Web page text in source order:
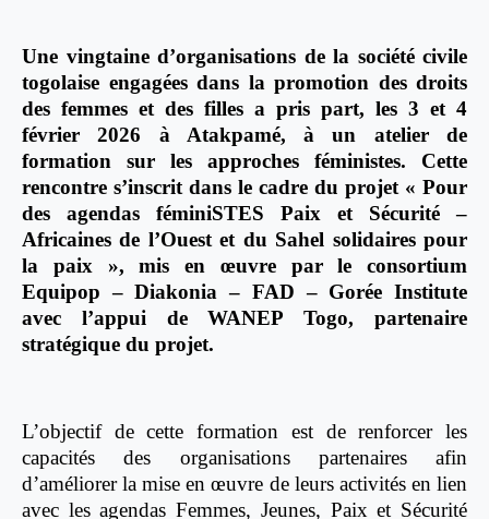
Une vingtaine d’organisations de la société civile
togolaise engagées dans la promotion des droits
des femmes et des filles a pris part, les 3 et 4
février 2026 à Atakpamé, à un atelier de
formation sur les approches féministes. Cette
rencontre s’inscrit dans le cadre du projet « Pour
des agendas féminiSTES Paix et Sécurité –
Africaines de l’Ouest et du Sahel solidaires pour
la paix », mis en œuvre par le consortium
Equipop – Diakonia – FAD – Gorée Institute
avec l’appui de WANEP Togo, partenaire
stratégique du projet.
L’objectif de cette formation est de renforcer les
capacités des organisations partenaires afin
d’améliorer la mise en œuvre de leurs activités en lien
avec les agendas Femmes, Jeunes, Paix et Sécurité